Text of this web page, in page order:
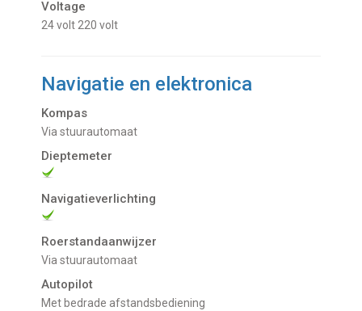
Voltage
24 volt 220 volt
Navigatie en elektronica
Kompas
via stuurautomaat
Dieptemeter
Navigatieverlichting
Roerstandaanwijzer
via stuurautomaat
Autopilot
met bedrade afstandsbediening